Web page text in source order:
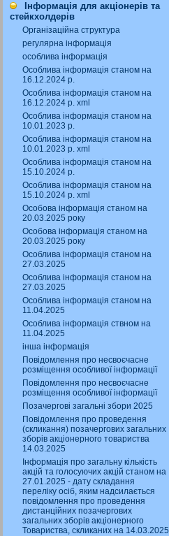
Інформація для акціонерів та
стейкхолдерів
Організаційна структура
регулярна інформація
особлива інформація
Особлива інформація станом на
16.12.2024 р.
Особлива інформація станом на
16.12.2024 р. xml
Особлива інформація станом на
10.01.2023 р.
Особлива інформація станом на
10.01.2023 р. xml
Особлива інформація станом на
15.10.2024 р.
Особлива інформація станом на
15.10.2024 р. xml
Особова інформація станом на
20.03.2025 року
Особова інформація станом на
20.03.2025 року
Особлива інформація станом на
27.03.2025
Особлива інформація станом на
27.03.2025
Особлива інформація станом на
11.04.2025
Особлива інформація ствном на
11.04.2025
інша інформація
Повідомлення про несвоєчасне
розміщення особливої інформації
Повідомлення про несвоєчасне
розміщення особливої інформації
Позачергові загальні збори 2025
Повідомлення про проведення
(скликання) позачергових загальних
зборів акціонерного товариства
14.03.2025
Інформація про загальну кількість
акцій та голосуючих акцій станом на
27.01.2025 - дату складання
переліку осіб, яким надсилається
повідомлення про проведення
дистанційних позачергових
загальних зборів акціонерного
Товариства, скликаних на 14.03.2025